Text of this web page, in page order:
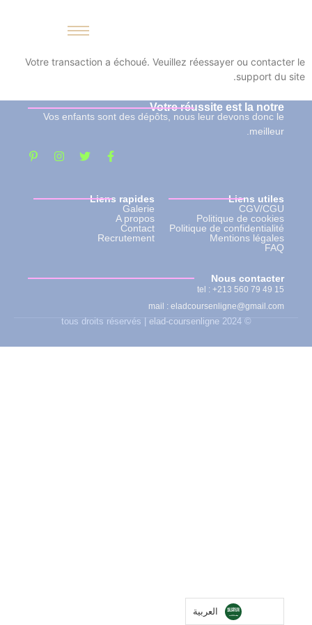
Votre transaction a échoué. Veuillez réessayer ou contacter le
support du site.
Votre réussite est la notre
Vos enfants sont des dépôts, nous leur devons donc le
meilleur.
Liens utiles
CGV/CGU
Politique de cookies
Politique de confidentialité
Mentions légales
FAQ
Liens rapides
Galerie
A propos
Contact
Recrutement
Nous contacter
tel : +213 560 79 49 15
mail : eladcoursenligne@gmail.com
© 2024 tous droits réservés |
elad-coursenligne
العربية‏